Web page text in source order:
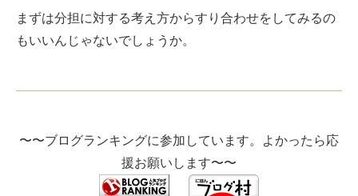
まずは分担に対する考え方からすり合わせをしてみるの
もいいんじゃないでしょうか。
〜〜ブログランキングに参加しています。よかったら応
援お願いします〜〜